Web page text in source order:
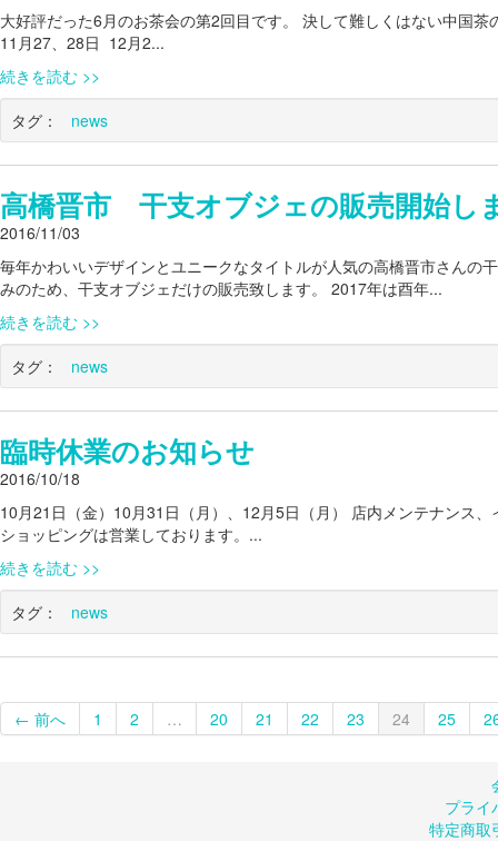
大好評だった6月のお茶会の第2回目です。 決して難しくはない中国
11月27、28日 12月2...
続きを読む
タグ：
news
高橋晋市 干支オブジェの販売開始し
2016/11/03
毎年かわいいデザインとユニークなタイトルが人気の高橋晋市さんの
みのため、干支オブジェだけの販売致します。 2017年は酉年...
続きを読む
タグ：
news
臨時休業のお知らせ
2016/10/18
10月21日（金）10月31日（月）、12月5日（月） 店内メンテナンス
ショッピングは営業しております。...
続きを読む
タグ：
news
← 前へ 1 2 … 20 21 22 23 24 25
プライ
特定商取